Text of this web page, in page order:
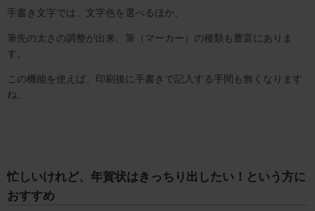
手書き文字では、文字色を選べるほか、
筆先の太さの調整が出来、筆（マーカー）の種類も豊富にありま
す。
この機能を使えば、印刷後に手書きで記入する手間も無くなります
ね。
忙しいけれど、年賀状はきっちり出したい！という方に
おすすめ